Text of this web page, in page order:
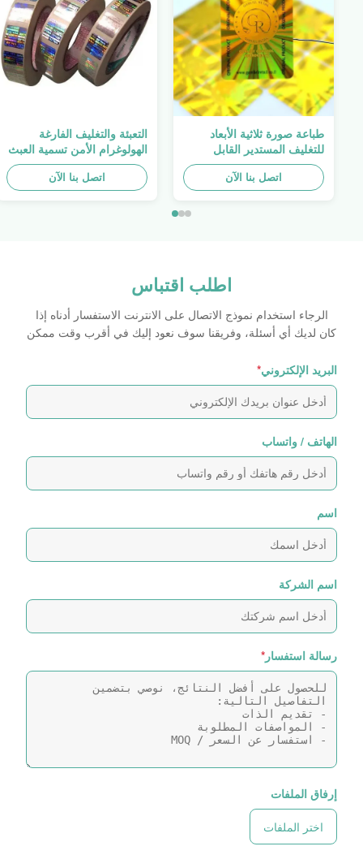
طباعة صورة ثلاثية الأبعاد
للتغليف المستدير القابل
للطباعة ، الملصق الأصلي ،
صفائح لاصقة ذاتية اللصق
اتصل بنا الآن
التعبئة والتغليف الفارغة
الهولوغرام الأمن تسمية العبث
واضح ملصق الهولوغرام شعار
الليزر
اتصل بنا الآن
اطلب اقتباس
الرجاء استخدام نموذج الاتصال على الانترنت الاستفسار أدناه إذا
كان لديك أي أسئلة، وفريقنا سوف نعود إليك في أقرب وقت ممكن
البريد الإلكتروني*
الهاتف / واتساب
اسم
اسم الشركة
رسالة استفسار *
إرفاق الملفات
اختر الملفات